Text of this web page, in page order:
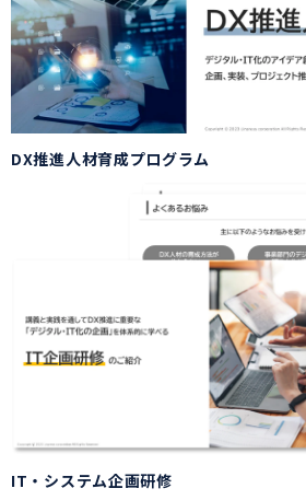
DX推進人材育成プログラム
IT・システム企画研修